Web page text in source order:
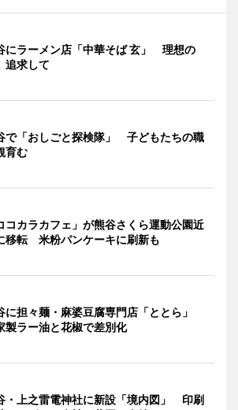
にラーメン店「中華そば 玄」 理想の
追求して
で「おしごと探検隊」 子どもたちの職
育む
コカラカフェ」が熊谷さくら運動公園近
移転 米粉パンケーキに刷新も
に担々麺・麻婆豆腐専門店「ととら」
製ラー油と花椒で差別化
・上之雷電神社に新設「境内図」 印刷